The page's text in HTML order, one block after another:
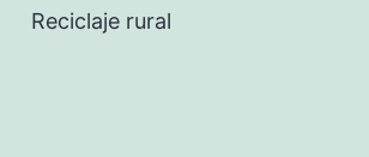
Reciclaje rural